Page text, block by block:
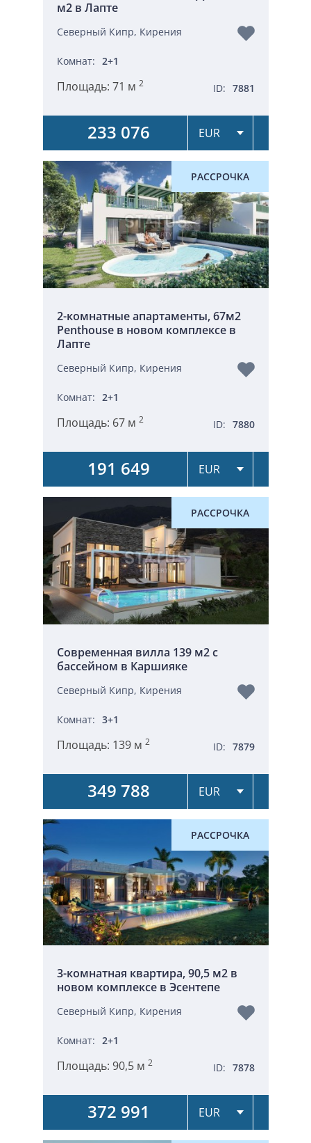
м2 в Лапте
Северный Кипр, Кирения
Комнат: 2+1
Площадь: 71 м 2 ID: 7881
233 076
РАССРОЧКА
2-комнатные апартаменты, 67м2
Penthouse в новом комплексе в
Лапте
Северный Кипр, Кирения
Комнат: 2+1
Площадь: 67 м 2 ID: 7880
191 649
РАССРОЧКА
Cовременная вилла 139 м2 c
бассейном в Каршияке
Северный Кипр, Кирения
Комнат: 3+1
Площадь: 139 м 2 ID: 7879
349 788
РАССРОЧКА
3-комнатная квартира, 90,5 м2 в
новом комплексе в Эсентепе
Северный Кипр, Кирения
Комнат: 2+1
Площадь: 90,5 м 2 ID: 7878
372 991